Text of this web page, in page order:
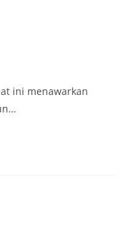
ini menawarkan